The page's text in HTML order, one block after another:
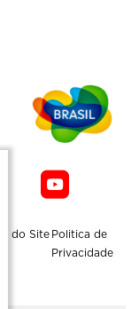
do Site Politica de
Privacidade